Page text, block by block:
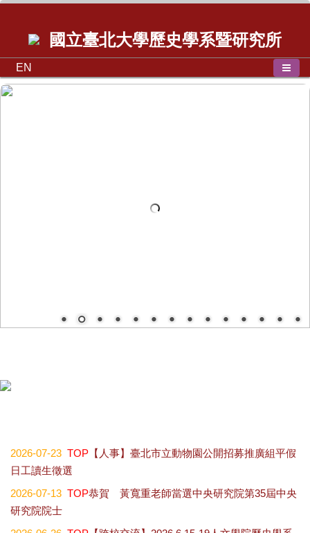
國立臺北大學歷史學系暨研究所
EN
歷史學系碩士班學位論文口試公告2026.07.01
2026-07-23 TOP 【人事】臺北市立動物園公開招募推廣組平假
日工讀生徵選
2026-07-13 TOP恭賀 黃寬重老師當選中央研究院第35屆中央
研究院院士